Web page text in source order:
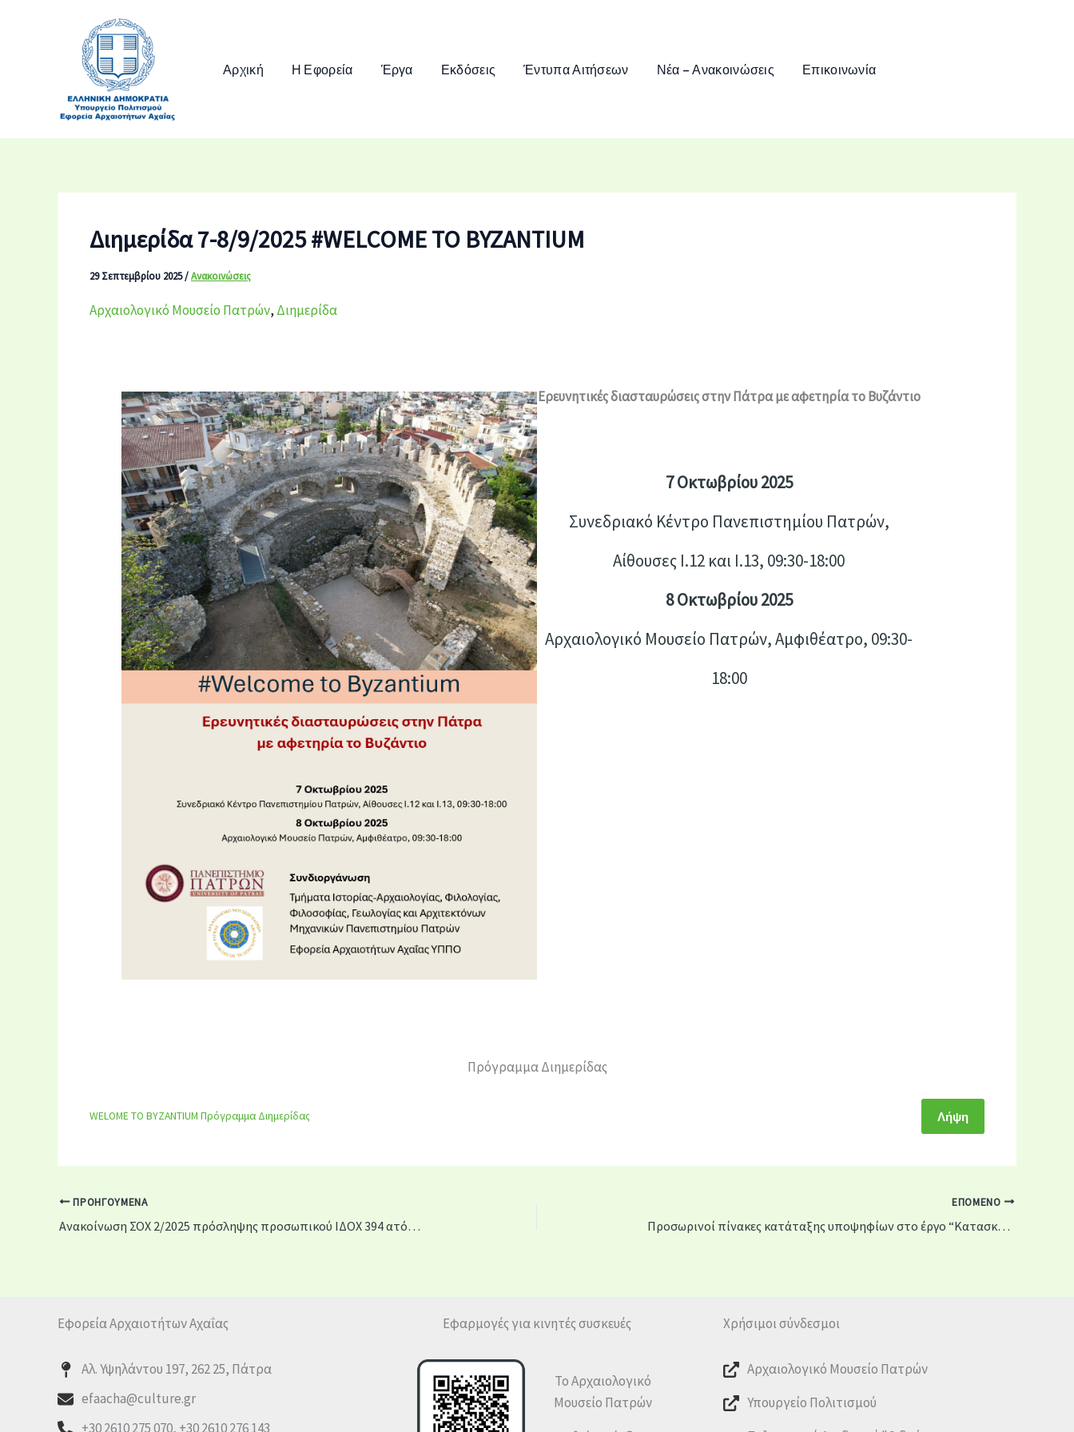
Αρχική Η Εφορεία Έργα Εκδόσεις Έντυπα Αιτήσεων Νέα – Ανακοινώσεις Επικοινωνία
Διημερίδα 7-8/9/2025 #WELCOME TO BYZANTIUM
29 Σεπτεμβρίου 2025/Ανακοινώσεις
Αρχαιολογικό Μουσείο Πατρών, Διημερίδα
Ερευνητικές διασταυρώσεις στην Πάτρα με αφετηρία το Βυζάντιο
7 Οκτωβρίου 2025
Συνεδριακό Κέντρο Πανεπιστημίου Πατρών,
Αίθουσες Ι.12 και Ι.13, 09:30-18:00
8 Οκτωβρίου 2025
Αρχαιολογικό Μουσείο Πατρών, Αμφιθέατρο, 09:30-
18:00
Πρόγραμμα Διημερίδας
WELOME TO BYZANTIUM Πρόγραμμα Διημερίδας Λήψη
ΠΡΟΗΓΟΎΜΕΝΑ
Ανακοίνωση ΣΟΧ 2/2025 πρόσληψης προσωπικού ΙΔΟΧ 394 ατόμων για την κάλυψη εποχικών ή παροδικών αναγκών στους Αρχαιολογικούς χώρους και Μουσεία της ΓΔΑΠΚ
ΕΠΌΜΕΝΟ
Προσωρινοί πίνακες κατάταξης υποψηφίων στο έργο “Κατασκευή εγκαταστάσεων επεξεργασίας νερού και κεντρικών αγωγών μεταφοράς νερού δήμου Αιγιαλείας”
Εφορεία Αρχαιοτήτων Αχαΐας
Αλ. Υψηλάντου 197, 262 25, Πάτρα
efaacha@culture.gr
+30 2610 275 070, +30 2610 276 143
Εφαρμογές για κινητές συσκευές
Το Αρχαιολογικό
Μουσείο Πατρών
Χρήσιμοι σύνδεσμοι
Αρχαιολογικό Μουσείο Πατρών
Υπουργείο Πολιτισμού